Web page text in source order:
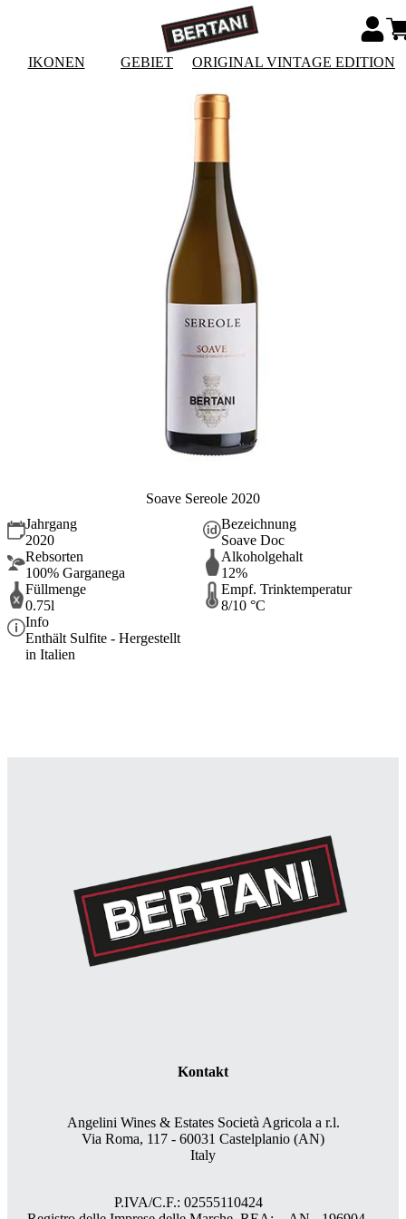
IKONEN GEBIET ORIGINAL VINTAGE EDITION
Soave Sereole 2020
Jahrgang
2020
Bezeichnung
Soave Doc
Rebsorten
100% Garganega
Alkoholgehalt
12%
Füllmenge
0.75l
Empf. Trinktemperatur
8/10 °C
Info
Enthält Sulfite - Hergestellt
in Italien
Kontakt
Angelini Wines & Estates Società Agricola a r.l.
Via Roma, 117 - 60031 Castelplanio (AN)
Italy
P.IVA/C.F.: 02555110424